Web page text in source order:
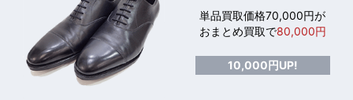
単品買取価格70,000円が
おまとめ買取で80,000円
10,000円UP!